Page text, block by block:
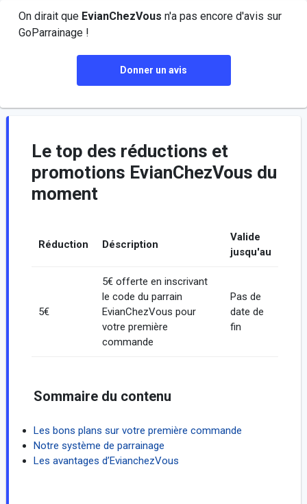
On dirait que EvianChezVous n'a pas encore d'avis sur
GoParrainage !
Donner un avis
Le top des réductions et
promotions EvianChezVous du
moment
Réduction Déscription
Valide
jusqu'au
5€
5€ offerte en inscrivant
le code du parrain
EvianChezVous pour
votre première
commande
Pas de
date de
fin
Sommaire du contenu
Les bons plans sur votre première commande
Notre système de parrainage
Les avantages d’EvianchezVous